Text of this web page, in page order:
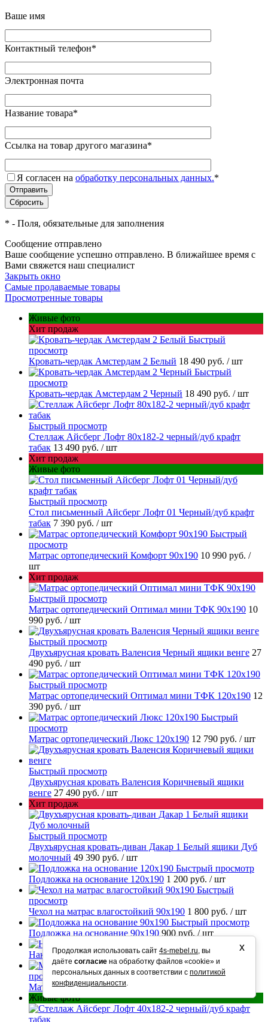
Ваше имя
Контактный телефон*
Электронная почта
Название товара*
Ссылка на товар другого магазина*
Я согласен на обработку персональных данных.*
* - Поля, обязательные для заполнения
Сообщение отправлено
Ваше сообщение успешно отправлено. В ближайшее время с
Вами свяжется наш специалист
Закрыть окно
Самые продаваемые товары
Просмотренные товары
Живые фото
Хит продаж
Быстрый
просмотр
Кровать-чердак Амстердам 2 Белый 18 490 руб. / шт
Быстрый
просмотр
Кровать-чердак Амстердам 2 Черный 18 490 руб. / шт
Быстрый просмотр
Стеллаж Айсберг Лофт 80х182-2 черный/дуб крафт
табак 13 490 руб. / шт
Хит продаж
Живые фото
Быстрый просмотр
Стол письменный Айсберг Лофт 01 Черный/дуб крафт
табак 7 390 руб. / шт
Быстрый
просмотр
Матрас ортопедический Комфорт 90х190 10 990 руб. /
шт
Хит продаж
Быстрый просмотр
Матрас ортопедический Оптимал мини ТФК 90х190 10
990 руб. / шт
Быстрый просмотр
Двухъярусная кровать Валенсия Черный ящики венге 27
490 руб. / шт
Быстрый просмотр
Матрас ортопедический Оптимал мини ТФК 120х190 12
390 руб. / шт
Быстрый
просмотр
Матрас ортопедический Люкс 120х190 12 790 руб. / шт
Быстрый просмотр
Двухъярусная кровать Валенсия Коричневый ящики
венге 27 490 руб. / шт
Хит продаж
Быстрый просмотр
Двухъярусная кровать-диван Дакар 1 Белый ящики Дуб
молочный 49 390 руб. / шт
Быстрый просмотр
Подложка на основание 120х190 1 200 руб. / шт
Быстрый
просмотр
Чехол на матрас влагостойкий 90х190 1 800 руб. / шт
Быстрый просмотр
Подложка на основание 90х190 900 руб. / шт
Накладки на ступени 250 руб./ шт
Быстрый
просмотр
Матрас ортопедический Люкс 90х190
Живые фото
Продолжая использовать сайт 4s-mebel.ru, вы
даёте согласие на обработку файлов «cookie» и
персональных данных в соответствии с политикой
конфиденциальности.
х